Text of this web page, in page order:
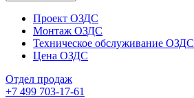
Проект ОЗДС
Монтаж ОЗДС
Техническое обслуживание ОЗДС
Цена ОЗДС
Отдел продаж
+7 499 703-17-61